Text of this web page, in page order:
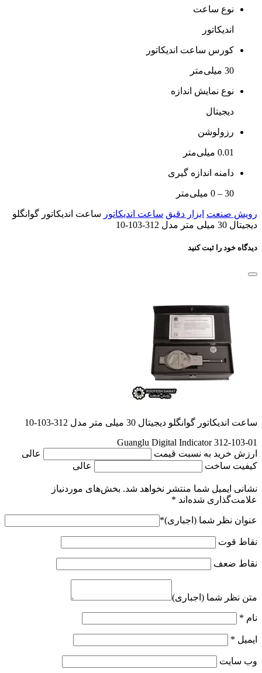
نوع ساعت
اندیکاتور
کورس ساعت اندیکاتور
30 میلی‌متر
نوع نمایش اندازه
دیجیتال
رزولوشن
0.01 میلی‌متر
دامنه اندازه گیری
30 – 0 میلی‌متر
رویش صنعت ابزار دقیق ساعت اندیکاتور ساعت اندیکاتور گوانگلو
دیجیتال 30 میلی متر مدل 312-103-10
دیدگاه خود را ثبت کنید
ساعت اندیکاتور گوانگلو دیجیتال 30 میلی متر مدل 312-103-10
Guanglu Digital Indicator 312-103-01
ارزش خرید به نسبت قیمت
عالی
کیفیت ساخت
عالی
نشانی ایمیل شما منتشر نخواهد شد. بخش‌های موردنیاز
علامت‌گذاری شده‌اند *
عنوان نظر شما (اجباری)*
نقاط قوت
نقاط ضعف
متن نظر شما (اجباری)
نام *
ایمیل *
وب‌ سایت